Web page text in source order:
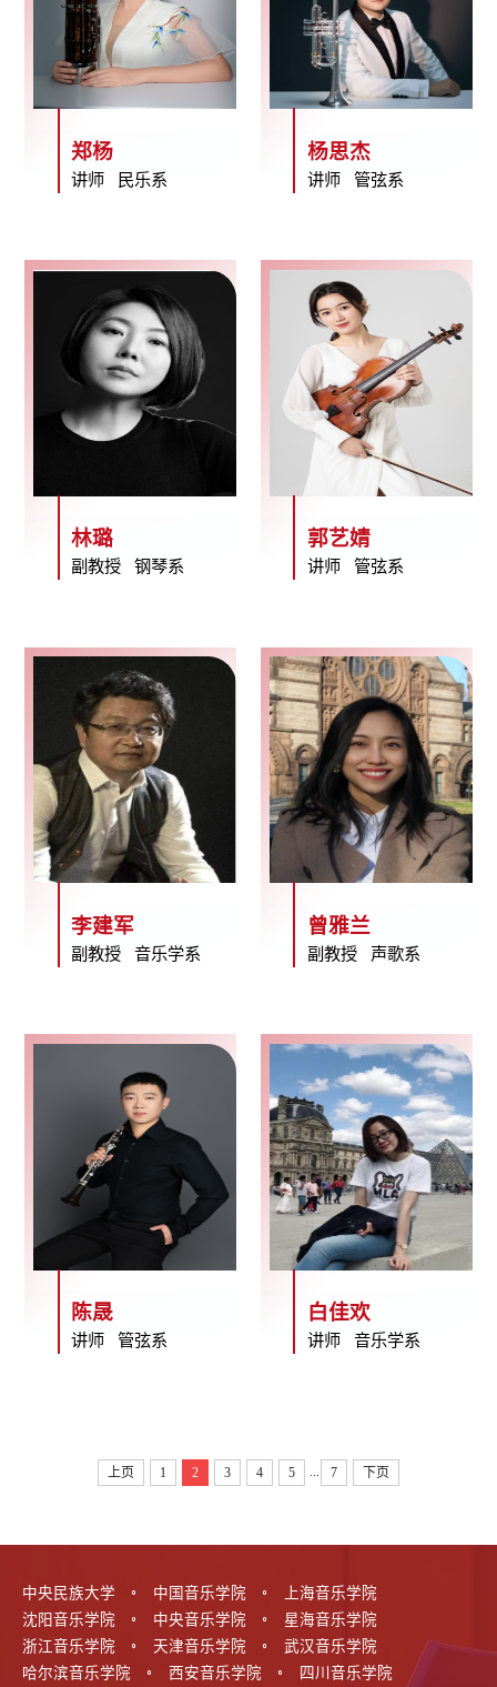
郑杨
讲师 民乐系
杨思杰
讲师 管弦系
林璐
副教授 钢琴系
郭艺婧
讲师 管弦系
李建军
副教授 音乐学系
曾雅兰
副教授 声歌系
陈晟
讲师 管弦系
白佳欢
讲师 音乐学系
上页 1 2 3 4 5 7 下页
中央民族大学 中国音乐学院
上海音乐学院
沈阳音乐学院
中央音乐学院
星海音乐学院
浙江音乐学院
天津音乐学院
武汉音乐学院
哈尔滨音乐学院
西安音乐学院 四川音乐学院